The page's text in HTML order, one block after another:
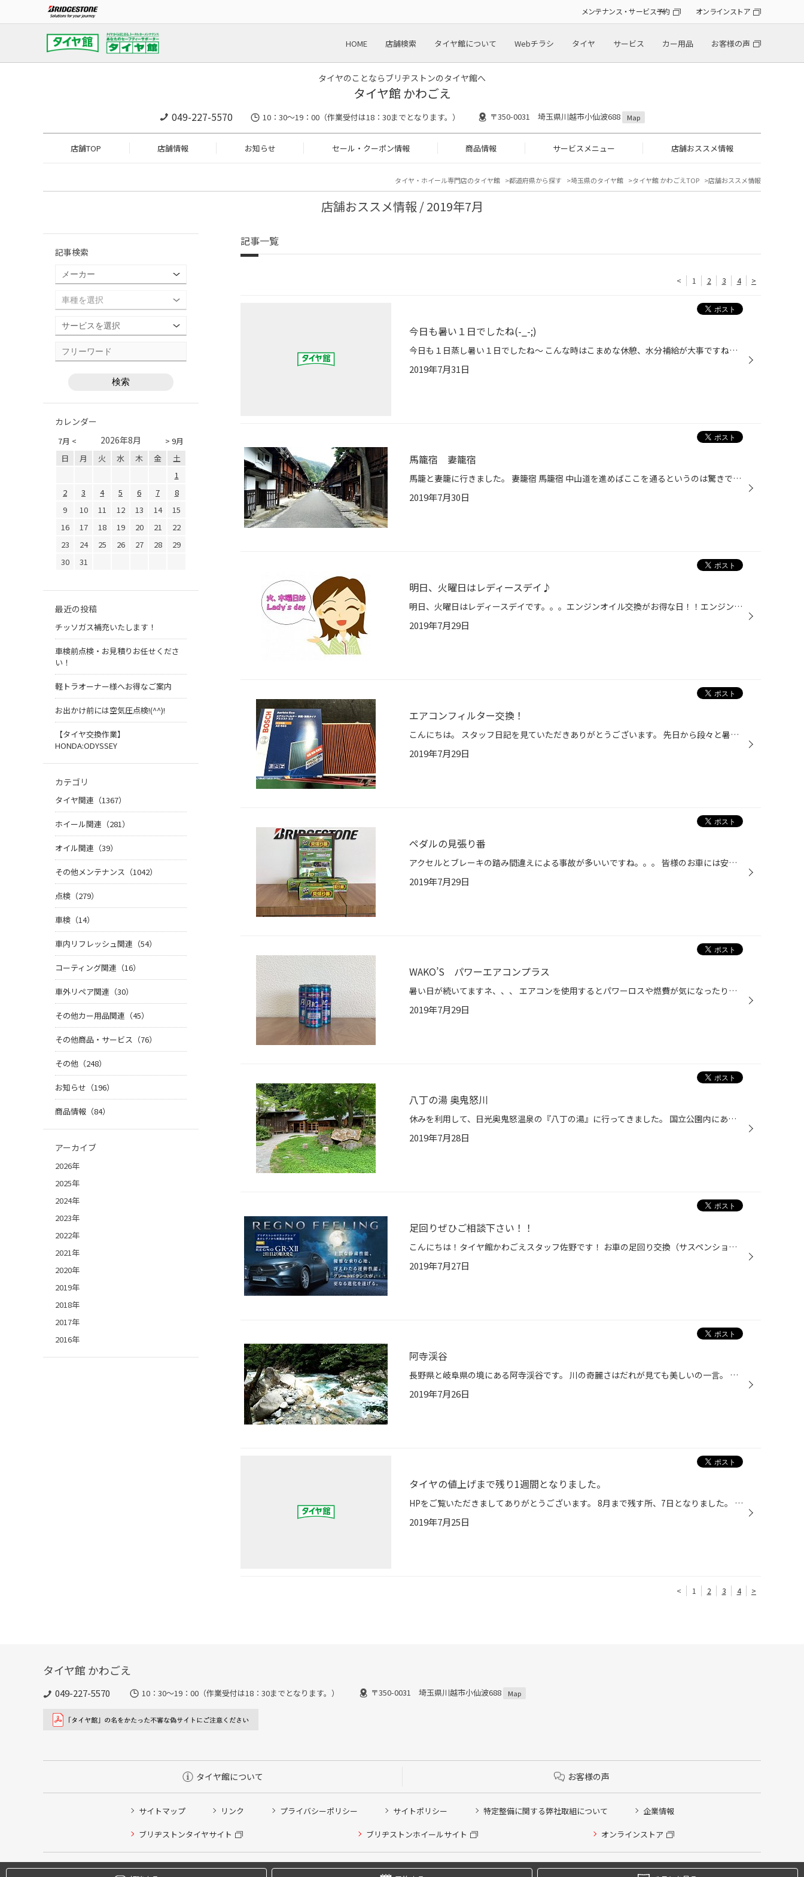
メンテナンス・サービス予約 オンラインストア
HOME 店舗検索 タイヤ館について Webチラシ タイヤ サービス カー用品 お客様の声
タイヤのことならブリヂストンのタイヤ館へ
タイヤ館 かわごえ
049-227-5570 10：30～19：00（作業受付は18：30までとなります。） 〒350-0031 埼玉県川越市小仙波688 Map
店舗TOP 店舗情報 お知らせ セール・クーポン情報 商品情報 サービスメニュー 店舗おススメ情報
タイヤ・ホイール専門店のタイヤ館 都道府県から探す 埼玉県のタイヤ館 タイヤ館 かわごえTOP 店舗おススメ情報
店舗おススメ情報 / 2019年7月
記事一覧
< 1 2 3 4 >
今日も暑い１日でしたね(-_-;)
今日も１日蒸し暑い１日でしたね～ こんな時はこまめな休憩、水分補給が大事ですね！ 今日も暑い中、たくさんのお客様にご来店いただきました。 ありがとうございました。 明日からも暑いですが、元気いっぱいに営業しておりますので是非ご来店下さいね！
2019年7月31日
馬籠宿 妻籠宿
馬籠と妻籠に行きました。 妻籠宿 馬籠宿 中山道を進めばここを通るというのは驚きです。
2019年7月30日
明日、火曜日はレディースデイ♪
明日、火曜日はレディースデイです。。。エンジンオイル交換がお得な日！！エンジンオイルだけでなく バッテリー、ＡＴＦ、ワイパーなど、無料点検もしておりますので、お気軽にお声掛けください。お待ちしておりまーす♪ タグ：レディースディーエンジンオイル、バッテリー、ワイパー、オートマオイ...
2019年7月29日
エアコンフィルター交換！
こんにちは。 スタッフ日記を見ていただきありがとうございます。 先日から段々と暑い日が多くなってきましたね！ そんな中本日はエアコンフィルターの交換をしました。 意外と汚れていないように見えても中に埃などがたくさん詰まってる事があります！ これからたくさんエアコンを使うと思うので匂...
2019年7月29日
ペダルの見張り番
アクセルとブレーキの踏み間違えによる事故が多いいですね。。。 皆様のお車には安全装置はついていますか？ 装備されていないから車両を乗り換えるのには高すぎますよね。 そこで、今お乗りの車両にお取り付けできる 『ペダルの見張り番』がオススメです！ アクセル制御 オーバーアクセルキャンセ...
2019年7月29日
WAKO’S パワーエアコンプラス
暑い日が続いてますネ、、、 エアコンを使用するとパワーロスや燃費が気になったりいたしませんか？ そこで！ WAKO’S パワーエアコンプラスをおすすめいたします。 効果、特徴としては、 ・エアコンを使用しても燃費が悪くなりにくい ・エアコンを使用してもエンジンがパワーダウンしにくい ・エア...
2019年7月29日
八丁の湯 奥鬼怒川
休みを利用して、日光奥鬼怒温泉の『八丁の湯』に行ってきました。 国立公園内にあり一般車はふもとの無料駐車場 「女夫渕」までしか行けないほどの秘境にある温泉旅館 源泉掛け流しの露天風呂がありとても静かな所でした。 もちろんタイヤの点検をしてから行ってきました。 これから、夏休み本番！...
2019年7月28日
足回りぜひご相談下さい！！
こんにちは！タイヤ館かわごえスタッフ佐野です！ お車の足回り交換（サスペンション）も販売作業しております。 おすすめは、クスコ、HKSです！ 足回り交換とレグノの組み合わせは上質な乗り味間違いなしです！ 適応車種、詳しいお話は、是非お問い合わせください！
2019年7月27日
阿寺渓谷
長野県と岐阜県の境にある阿寺渓谷です。 川の奇麗さはだれが見ても美しいの一言。 マムシやクマがいるので注意が必要です。
2019年7月26日
タイヤの値上げまで残り1週間となりました。
HPをご覧いただきましてありがとうございます。 8月まで残す所、7日となりました。 日にちが経つのって早いですよね・・・( ;∀;) 8月まで残り、7日！ 以前よりご案内しております、8月よりタイヤが値上がり致しますので 今月内のタイヤ交換がお得です！ 是非ご検討くださいね！！
2019年7月25日
< 1 2 3 4 >
記事検索
カレンダー
7月 < > 9月
2026年8月
日 月 火 水 木 金
土
1
2
3 4 5 6 7
8
9
10 11 12 13 14
15
16
17 18 19 20 21
22
23
24 25 26 27 28
29
30
31
最近の投稿
チッソガス補充いたします！
車検前点検・お見積りお任せくださ
い！
軽トラオーナー様へお得なご案内
お出かけ前には空気圧点検!(^^)!
【タイヤ交換作業】
HONDA:ODYSSEY
カテゴリ
タイヤ関連（1367）
ホイール関連（281）
オイル関連（39）
その他メンテナンス（1042）
点検（279）
車検（14）
車内リフレッシュ関連（54）
コーティング関連（16）
車外リペア関連（30）
その他カー用品関連（45）
その他商品・サービス（76）
その他（248）
お知らせ（196）
商品情報（84）
アーカイブ
2026年
2025年
2024年
2023年
2022年
2021年
2020年
2019年
2018年
2017年
2016年
タイヤ館 かわごえ
049-227-5570 10：30～19：00（作業受付は18：30までとなります。） 〒350-0031 埼玉県川越市小仙波688 Map
タイヤ館について お客様の声
サイトマップ リンク プライバシーポリシー サイトポリシー 特定整備に関する弊社取組について 企業情報
ブリヂストンタイヤサイト ブリヂストンホイールサイト オンラインストア
Copyright © 2024 Bridgestone Retail Co.,Ltd. All rights Reserved.
タイヤ点検・安全点検/タイヤ履き替え/オイル交換/その他ピット作業の予約
クローク契約会員専用タイヤ履き替え※タイヤ履き替えを希望のクローク契約会員の方はこちらを選択ください
本日のタイヤ履き替え順番待ち予約 ※クローク契約会員の方はご利用いただけません